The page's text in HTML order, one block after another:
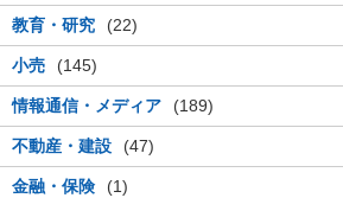
教育・研究 (22)
小売 (145)
情報通信・メディア (189)
不動産・建設 (47)
金融・保険 (1)